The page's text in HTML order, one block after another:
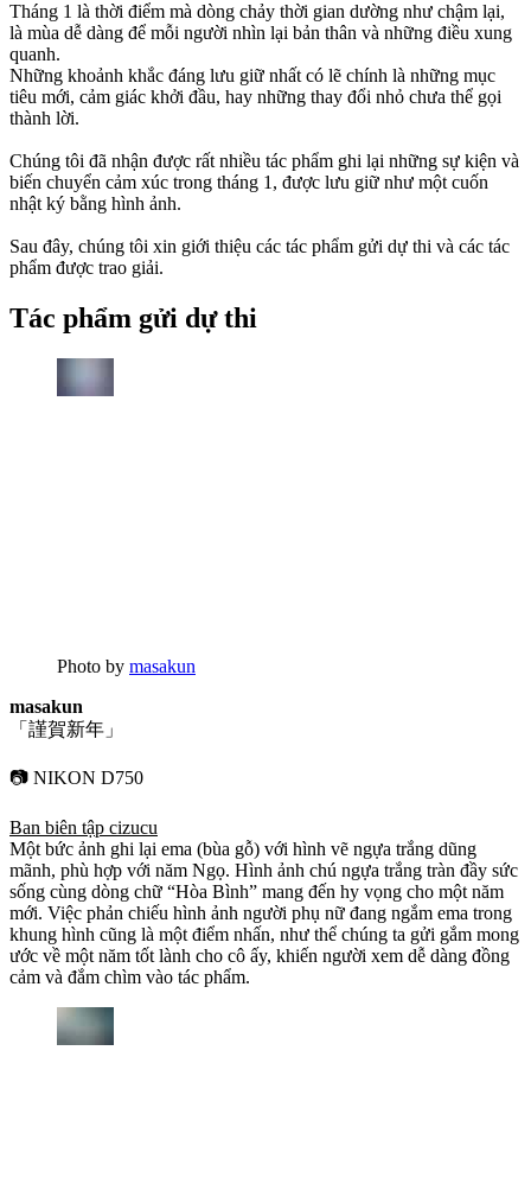
Tháng 1 là thời điểm mà dòng chảy thời gian dường như chậm lại,
là mùa dễ dàng để mỗi người nhìn lại bản thân và những điều xung
quanh.
Những khoảnh khắc đáng lưu giữ nhất có lẽ chính là những mục
tiêu mới, cảm giác khởi đầu, hay những thay đổi nhỏ chưa thể gọi
thành lời.
Chúng tôi đã nhận được rất nhiều tác phẩm ghi lại những sự kiện và
biến chuyển cảm xúc trong tháng 1, được lưu giữ như một cuốn
nhật ký bằng hình ảnh.
Sau đây, chúng tôi xin giới thiệu các tác phẩm gửi dự thi và các tác
phẩm được trao giải.
Tác phẩm gửi dự thi
Photo by masakun
masakun
「謹賀新年」
📷 NIKON D750
Ban biên tập cizucu
Một bức ảnh ghi lại ema (bùa gỗ) với hình vẽ ngựa trắng dũng
mãnh, phù hợp với năm Ngọ. Hình ảnh chú ngựa trắng tràn đầy sức
sống cùng dòng chữ “Hòa Bình” mang đến hy vọng cho một năm
mới. Việc phản chiếu hình ảnh người phụ nữ đang ngắm ema trong
khung hình cũng là một điểm nhấn, như thể chúng ta gửi gắm mong
ước về một năm tốt lành cho cô ấy, khiến người xem dễ dàng đồng
cảm và đắm chìm vào tác phẩm.